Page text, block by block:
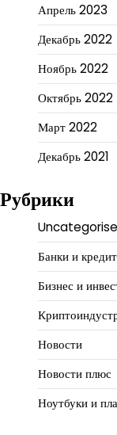
Апрель 2023
Декабрь 2022
Ноябрь 2022
Октябрь 2022
Март 2022
Декабрь 2021
Рубрики
Банки и
Бизнес и
Новости
Новости плюс
Ноутбуки и